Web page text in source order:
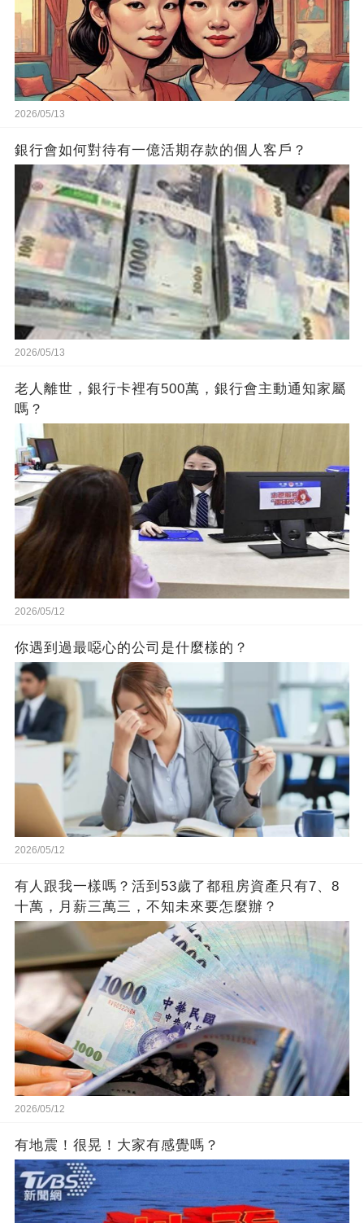
2026/05/13
銀行會如何對待有一億活期存款的個人客戶？
2026/05/13
老人離世，銀行卡裡有500萬，銀行會主動通知家屬
嗎？
2026/05/12
你遇到過最噁心的公司是什麼樣的？
2026/05/12
有人跟我一樣嗎？活到53歲了都租房資產只有7、8
十萬，月薪三萬三，不知未來要怎麼辦？
2026/05/12
有地震！很晃！大家有感覺嗎？